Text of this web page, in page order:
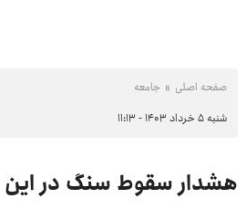
صفحه اصلی جامعه
شنبه ۵ خرداد ۱۴۰۳ - ۱۱:۱۳
هشدار سقوط سنگ در